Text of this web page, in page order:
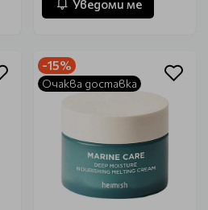
Уведоми ме
-15%
Очаква доставка